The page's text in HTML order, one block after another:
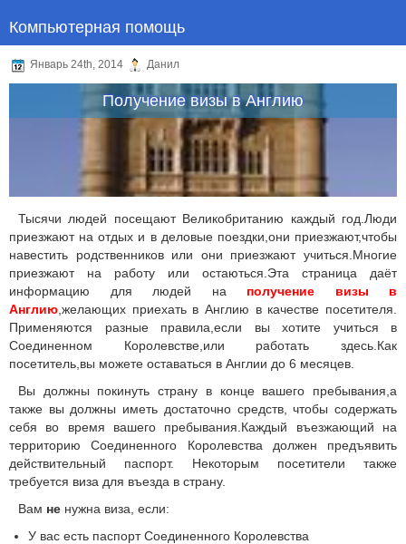
Компьютерная помощь
Январь 24th, 2014 Данил
Получение визы в Англию
Тысячи людей посещают Великобританию каждый год.Люди
приезжают на отдых и в деловые поездки,они приезжают,чтобы
навестить родственников или они приезжают учиться.Многие
приезжают на работу или остаються.Эта страница даёт
информацию для людей на получение визы в
Англию ,желающих приехать в Англию в качестве посетителя.
Применяются разные правила,если вы хотите учиться в
Соединенном Королевстве,или работать здесь.Как
посетитель,вы можете оставаться в Англии до 6 месяцев.
Вы должны покинуть страну в конце вашего пребывания,а
также вы должны иметь достаточно средств, чтобы содержать
себя во время вашего пребывания.Каждый въезжающий на
территорию Соединенного Королевства должен предъявить
действительный паспорт. Некоторым посетители также
требуется виза для въезда в страну.
Вам не нужна виза, если:
У вас есть паспорт Соединенного Королевства